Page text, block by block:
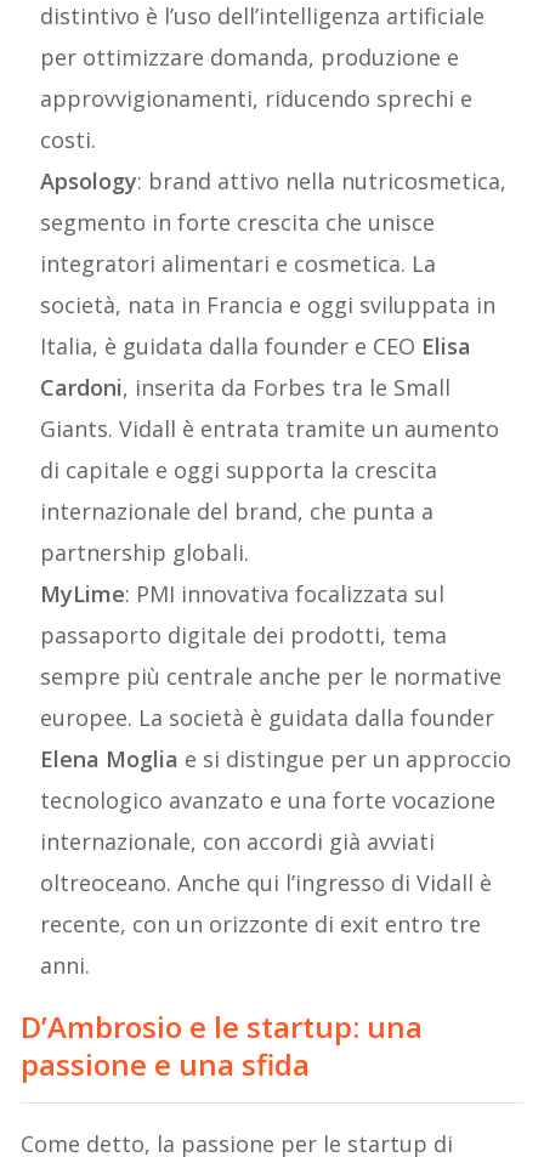
distintivo è l’uso dell’intelligenza artificiale
per ottimizzare domanda, produzione e
approvvigionamenti, riducendo sprechi e
costi.
Apsology: brand attivo nella nutricosmetica,
segmento in forte crescita che unisce
integratori alimentari e cosmetica. La
società, nata in Francia e oggi sviluppata in
Italia, è guidata dalla founder e CEO Elisa
Cardoni, inserita da Forbes tra le Small
Giants. Vidall è entrata tramite un aumento
di capitale e oggi supporta la crescita
internazionale del brand, che punta a
partnership globali.
MyLime: PMI innovativa focalizzata sul
passaporto digitale dei prodotti, tema
sempre più centrale anche per le normative
europee. La società è guidata dalla founder
Elena Moglia e si distingue per un approccio
tecnologico avanzato e una forte vocazione
internazionale, con accordi già avviati
oltreoceano. Anche qui l’ingresso di Vidall è
recente, con un orizzonte di exit entro tre
anni.
D’Ambrosio e le startup: una
passione e una sfida
Come detto, la passione per le startup di